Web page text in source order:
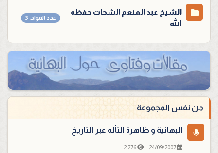
الشيخ عبد المنعم الشحات حفظه
الله
عدد المواد: 3
من نفس المجموعة
البهائية و ظاهرة التأله عبر التاريخ
24/09/2007
2.276